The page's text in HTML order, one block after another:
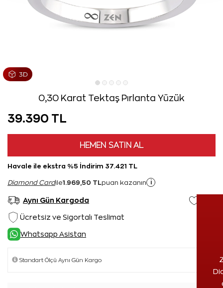
0,30 Karat Tektaş Pırlanta Yüzük
39.390 TL
HEMEN SATIN AL
Havale ile ekstra %5 İndirim 37.421 TL
Diamond Cardile1.969,50 TL puan kazanın i
Aynı Gün Kargoda
Ücretsiz ve Sigortalı Teslimat
Whatsapp Asistan